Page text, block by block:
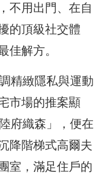
不用出門、在自
的頂級社交體
佳解方。
精緻隱私與運動
市場的推案顯
府織森」，便在
降階梯式高爾夫
室，滿足住戶的